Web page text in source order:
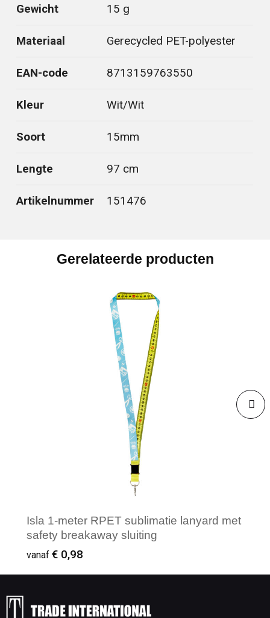
Gewicht 15 g
Materiaal Gerecycled PET-polyester
EAN-code 8713159763550
Kleur Wit/Wit
Soort 15mm
Lengte 97 cm
Artikelnummer 151476
Gerelateerde producten
Isla 1-meter RPET sublimatie lanyard met
safety breakaway sluiting
vanaf € 0,98